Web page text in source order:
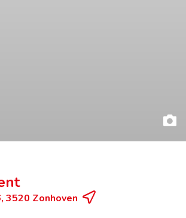
3520 Zonhoven